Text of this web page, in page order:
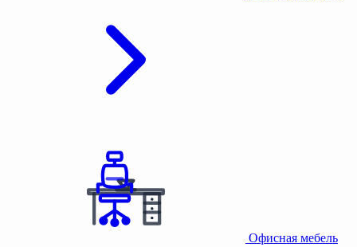
Офисная мебель